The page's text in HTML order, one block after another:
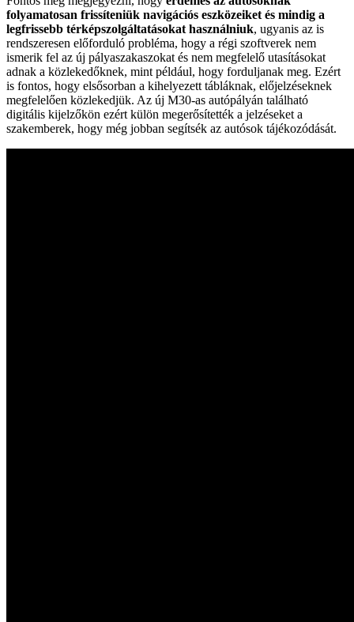
folyamatosan frissíteniük navigációs eszközeiket és mindig a
legfrissebb térképszolgáltatásokat használniuk, ugyanis az is
rendszeresen előforduló probléma, hogy a régi szoftverek nem
ismerik fel az új pályaszakaszokat és nem megfelelő utasításokat
adnak a közlekedőknek, mint például, hogy forduljanak meg. Ezért
is fontos, hogy elsősorban a kihelyezett tábláknak, előjelzéseknek
megfelelően közlekedjük. Az új M30-as autópályán található
digitális kijelzőkön ezért külön megerősítették a jelzéseket a
szakemberek, hogy még jobban segítsék az autósok tájékozódását.